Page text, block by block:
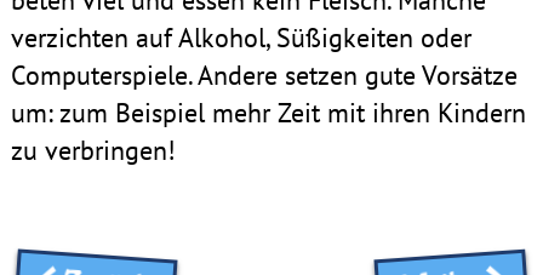
verzichten auf Alkohol, Süßigkeiten oder
Computerspiele. Andere setzen gute Vorsätze
um: zum Beispiel mehr Zeit mit ihren Kindern
zu verbringen!